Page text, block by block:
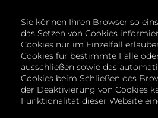
Sie können Ihren Browser so
das Setzen von Cookies
Cookies nur im Einzelfall
Cookies für bestimmte Fälle
ausschließen sowie das
Cookies beim Schließen des
der Deaktivierung von Cookies
Funktionalität dieser Website